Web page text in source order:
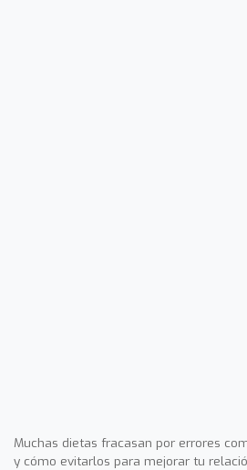
Muchas dietas fracasan por errores
y cómo evitarlos para mejorar tu